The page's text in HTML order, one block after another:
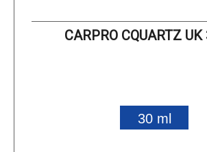
CARPRO CQUARTZ
30 ml